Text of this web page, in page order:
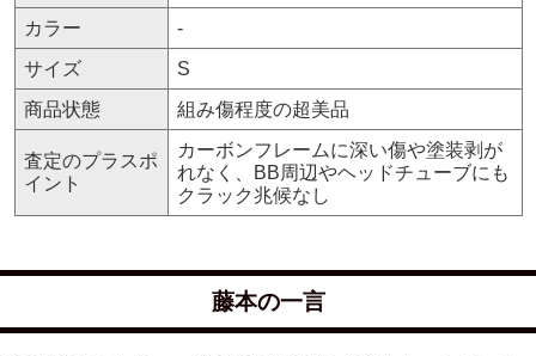
カラー
-
サイズ
S
商品状態
組み傷程度の超美品
査定のプラスポ
イント
カーボンフレームに深い傷や塗装剥が
れなく、BB周辺やヘッドチューブにも
クラック兆候なし
藤本の一言